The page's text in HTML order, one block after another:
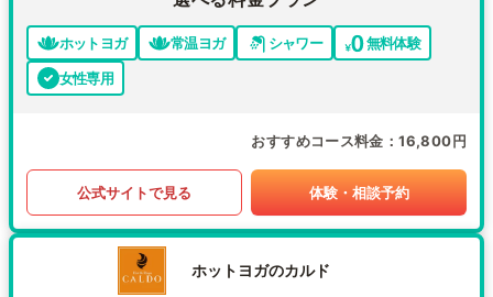
ホットヨガ 常温ヨガ シャワー
無料体験
女性専用
おすすめコース料金 16,800円
公式サイトで見る 体験・相談予約
ホットヨガのカルド